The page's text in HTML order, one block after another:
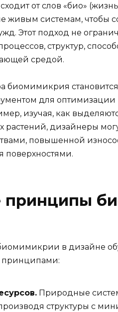
от слов «био»
живым системам, чтобы
Этот подход не
структур,
средой.
биомимикрия
для
изучая, как
растений, дизайнеры
повышенной
в дизайне
Природные
структуры с